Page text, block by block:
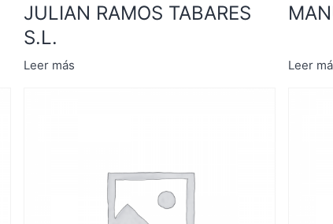
JULIAN RAMOS TABARES
S.L.
Leer más Leer